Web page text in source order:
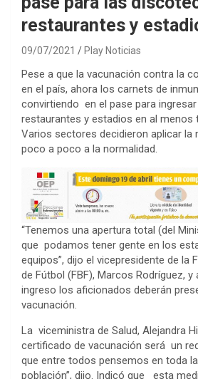
restaurantes y
09/07/2021 Play Noticias
Pese a que la vacunación contra la
en el país, ahora los carnets de
convirtiendo en el pase para
restaurantes y estadios en al menos
Varios sectores decidieron aplicar la
poco a poco a la normalidad.
“Tenemos una apertura total (del
que podamos tener gente en los
equipos”, dijo el vicepresidente de la
de Fútbol (FBF), Marcos Rodríguez, y
ingreso los aficionados deberán
vacunación.
La viceministra de Salud, Alejandra
certificado de vacunación será un
que entre todos pensemos en toda
población”, dijo. Indicó que esta